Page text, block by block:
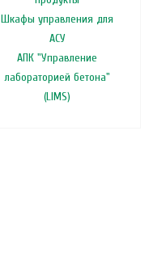
Шкафы управления для
АСУ
АПК "Управление
лабораторией бетона"
(LIMS)